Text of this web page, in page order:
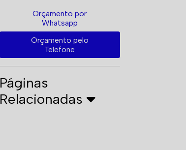
Orçamento por
Whatsapp
Orçamento pelo
Telefone
Páginas
Relacionadas